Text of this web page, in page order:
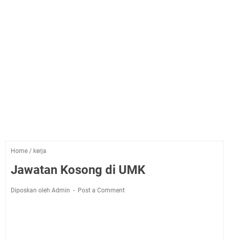
Home / kerja
Jawatan Kosong di UMK
Diposkan oleh Admin Post a Comment